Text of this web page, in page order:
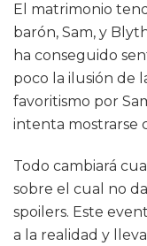
El matrimonio
barón, Sam, y
ha conseguido
poco la ilusión de
favoritismo por
intenta mostrarse
Todo cambiará
sobre el cual no
spoilers. Este
a la realidad y